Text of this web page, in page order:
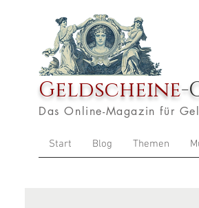
Geldscheine-
Das Online-Magazin für
Start Blog Themen